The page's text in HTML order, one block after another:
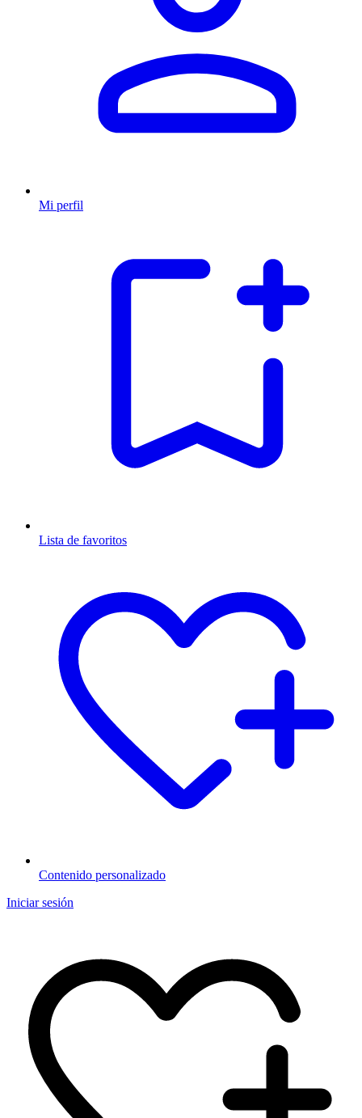
Mi perfil
Lista de favoritos
Contenido personalizado
Iniciar sesión